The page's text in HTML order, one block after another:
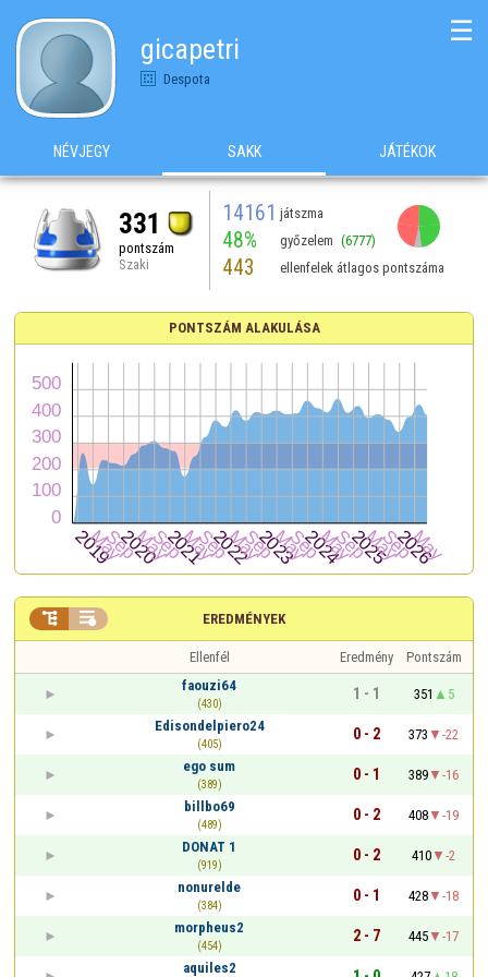
gicapetri
Despota
☰
NÉVJEGY SAKK JÁTÉKOK
331
pontszám
Szaki
14161 játszma
48% győzelem (6777)
443 ellenfelek átlagos pontszáma
PONTSZÁM ALAKULÁSA
EREDMÉNYEK
 
Ellenfél Eredmény
Pontszám
faouzi64
(430)
1 - 1 351
5
Edisondelpiero24
(405)
0 - 2 373
-22
ego sum
(389)
0 - 1 389
-16
billbo69
(489)
0 - 2 408
-19
DONAT 1
(919)
0 - 2 410
-2
nonurelde
(384)
0 - 1 428
-18
morpheus2
(454)
2 - 7 445
-17
aquiles2